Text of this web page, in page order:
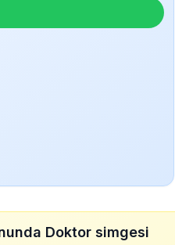
Doktor simgesi